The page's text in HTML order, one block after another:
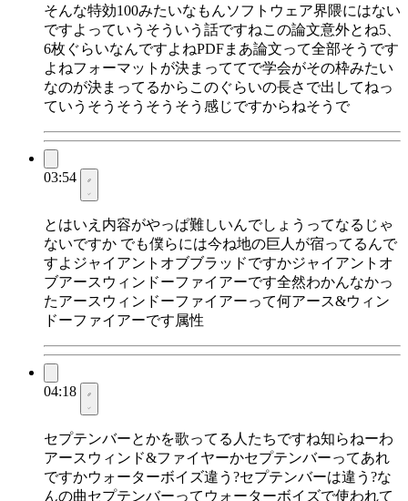
そんな特効100みたいなもんソフトウェア界隈にはない
ですよっていうそういう話ですねこの論文意外とね5、
6枚ぐらいなんですよねPDFまあ論文って全部そうです
よねフォーマットが決まっててで学会がその枠みたい
なのが決まってるからこのぐらいの長さで出してねっ
ていうそうそうそうそう感じですからねそうで
03:54
とはいえ内容がやっぱ難しいんでしょうってなるじゃ
ないですか でも僕らには今ね地の巨人が宿ってるんで
すよジャイアントオブブラッドですかジャイアントオ
ブアースウィンドーファイアーです全然わかんなかっ
たアースウィンドーファイアーって何アース&ウィン
ドーファイアーです属性
04:18
セプテンバーとかを歌ってる人たちですね知らねーわ
アースウィンド&ファイヤーかセプテンバーってあれ
ですかウォーターボイズ違う?セプテンバーは違う?な
んの曲セプテンバーってウォーターボイズで使われて